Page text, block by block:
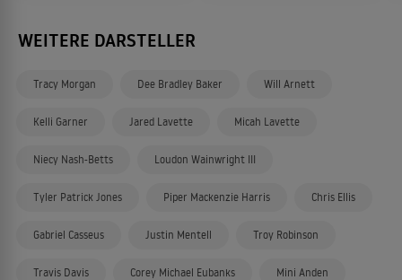
WEITERE DARSTELLER
Tracy Morgan Dee Bradley Baker Will Arnett
Kelli Garner Jared Lavette Micah Lavette
Niecy Nash-Betts Loudon Wainwright III
Tyler Patrick Jones Piper Mackenzie Harris Chris Ellis
Gabriel Casseus Justin Mentell Troy Robinson
Travis Davis Corey Michael Eubanks Mini Anden